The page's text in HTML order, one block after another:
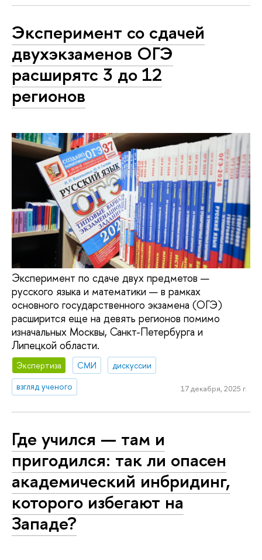
Эксперимент со сдачей
двухэкзаменов ОГЭ
расширятс 3 до 12
регионов
Эксперимент по сдаче двух предметов —
русского языка и математики — в рамках
основного государственного экзамена (ОГЭ)
расширится еще на девять регионов помимо
изначальных Москвы, Санкт-Петербурга и
Липецкой области.
Экспертиза СМИ
дискуссии
взгляд ученого
17 декабря, 2025 г.
Где учился — там и
пригодился: так ли опасен
академический инбридинг,
которого избегают на
Западе?